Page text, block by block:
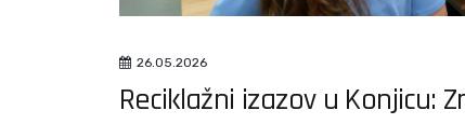
26.05.2026
Reciklažni izazov u Konjicu: